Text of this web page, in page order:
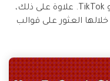
كيفية إنشاء تأثيرات خاصة
ستتعرف على المزيد حول مقاطع فيديو TikTok. علاوة على ذلك،
من خلالها العثور على قوالب